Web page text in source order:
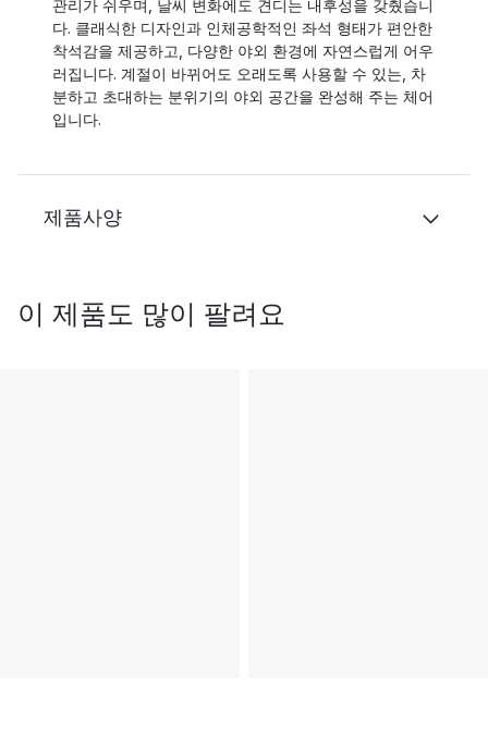
관리가 쉬우며, 날씨 변화에도 견디는 내후성을 갖췄습니
다. 클래식한 디자인과 인체공학적인 좌석 형태가 편안한
착석감을 제공하고, 다양한 야외 환경에 자연스럽게 어우
러집니다. 계절이 바뀌어도 오래도록 사용할 수 있는, 차
분하고 초대하는 분위기의 야외 공간을 완성해 주는 체어
입니다.
제품사양
이 제품도 많이 팔려요